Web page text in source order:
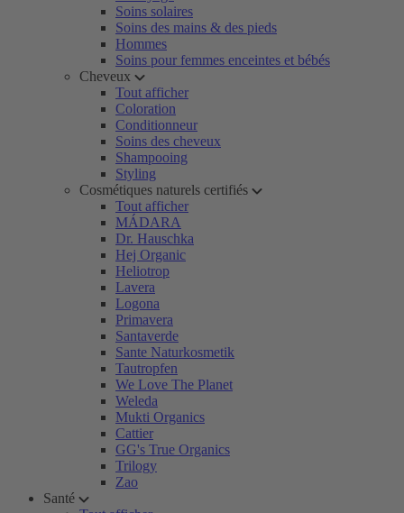
Soins solaires
Soins des mains & des pieds
Hommes
Soins pour femmes enceintes et bébés
Cheveux
Tout afficher
Coloration
Conditionneur
Soins des cheveux
Shampooing
Styling
Cosmétiques naturels certifiés
Tout afficher
MÁDARA
Dr. Hauschka
Hej Organic
Heliotrop
Lavera
Logona
Primavera
Santaverde
Sante Naturkosmetik
Tautropfen
We Love The Planet
Weleda
Mukti Organics
Cattier
GG's True Organics
Trilogy
Zao
Santé